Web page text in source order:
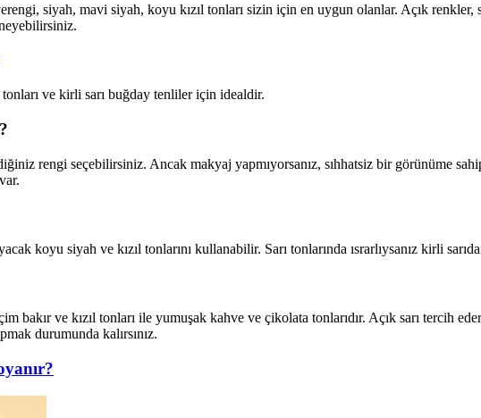
siyah, mavi siyah, koyu kızıl tonları sizin için en uygun olanlar. Açık renkler,
ve kirli sarı buğday tenliler için idealdir.
rengi seçebilirsiniz. Ancak makyaj yapmıyorsanız, sıhhatsiz bir görünüme
koyu siyah ve kızıl tonlarını kullanabilir. Sarı tonlarında ısrarlıysanız kirli
bakır ve kızıl tonları ile yumuşak kahve ve çikolata tonlarıdır. Açık sarı tercih
durumunda kalırsınız.